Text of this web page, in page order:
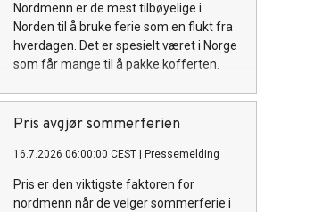
Nordmenn er de mest tilbøyelige i
Norden til å bruke ferie som en flukt fra
hverdagen. Det er spesielt været i Norge
som får mange til å pakke kofferten.
Pris avgjør sommerferien
16.7.2026 06:00:00 CEST Pressemelding
Pris er den viktigste faktoren for
nordmenn når de velger sommerferie i